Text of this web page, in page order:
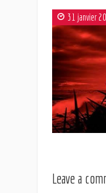
31 janvier
Leave a